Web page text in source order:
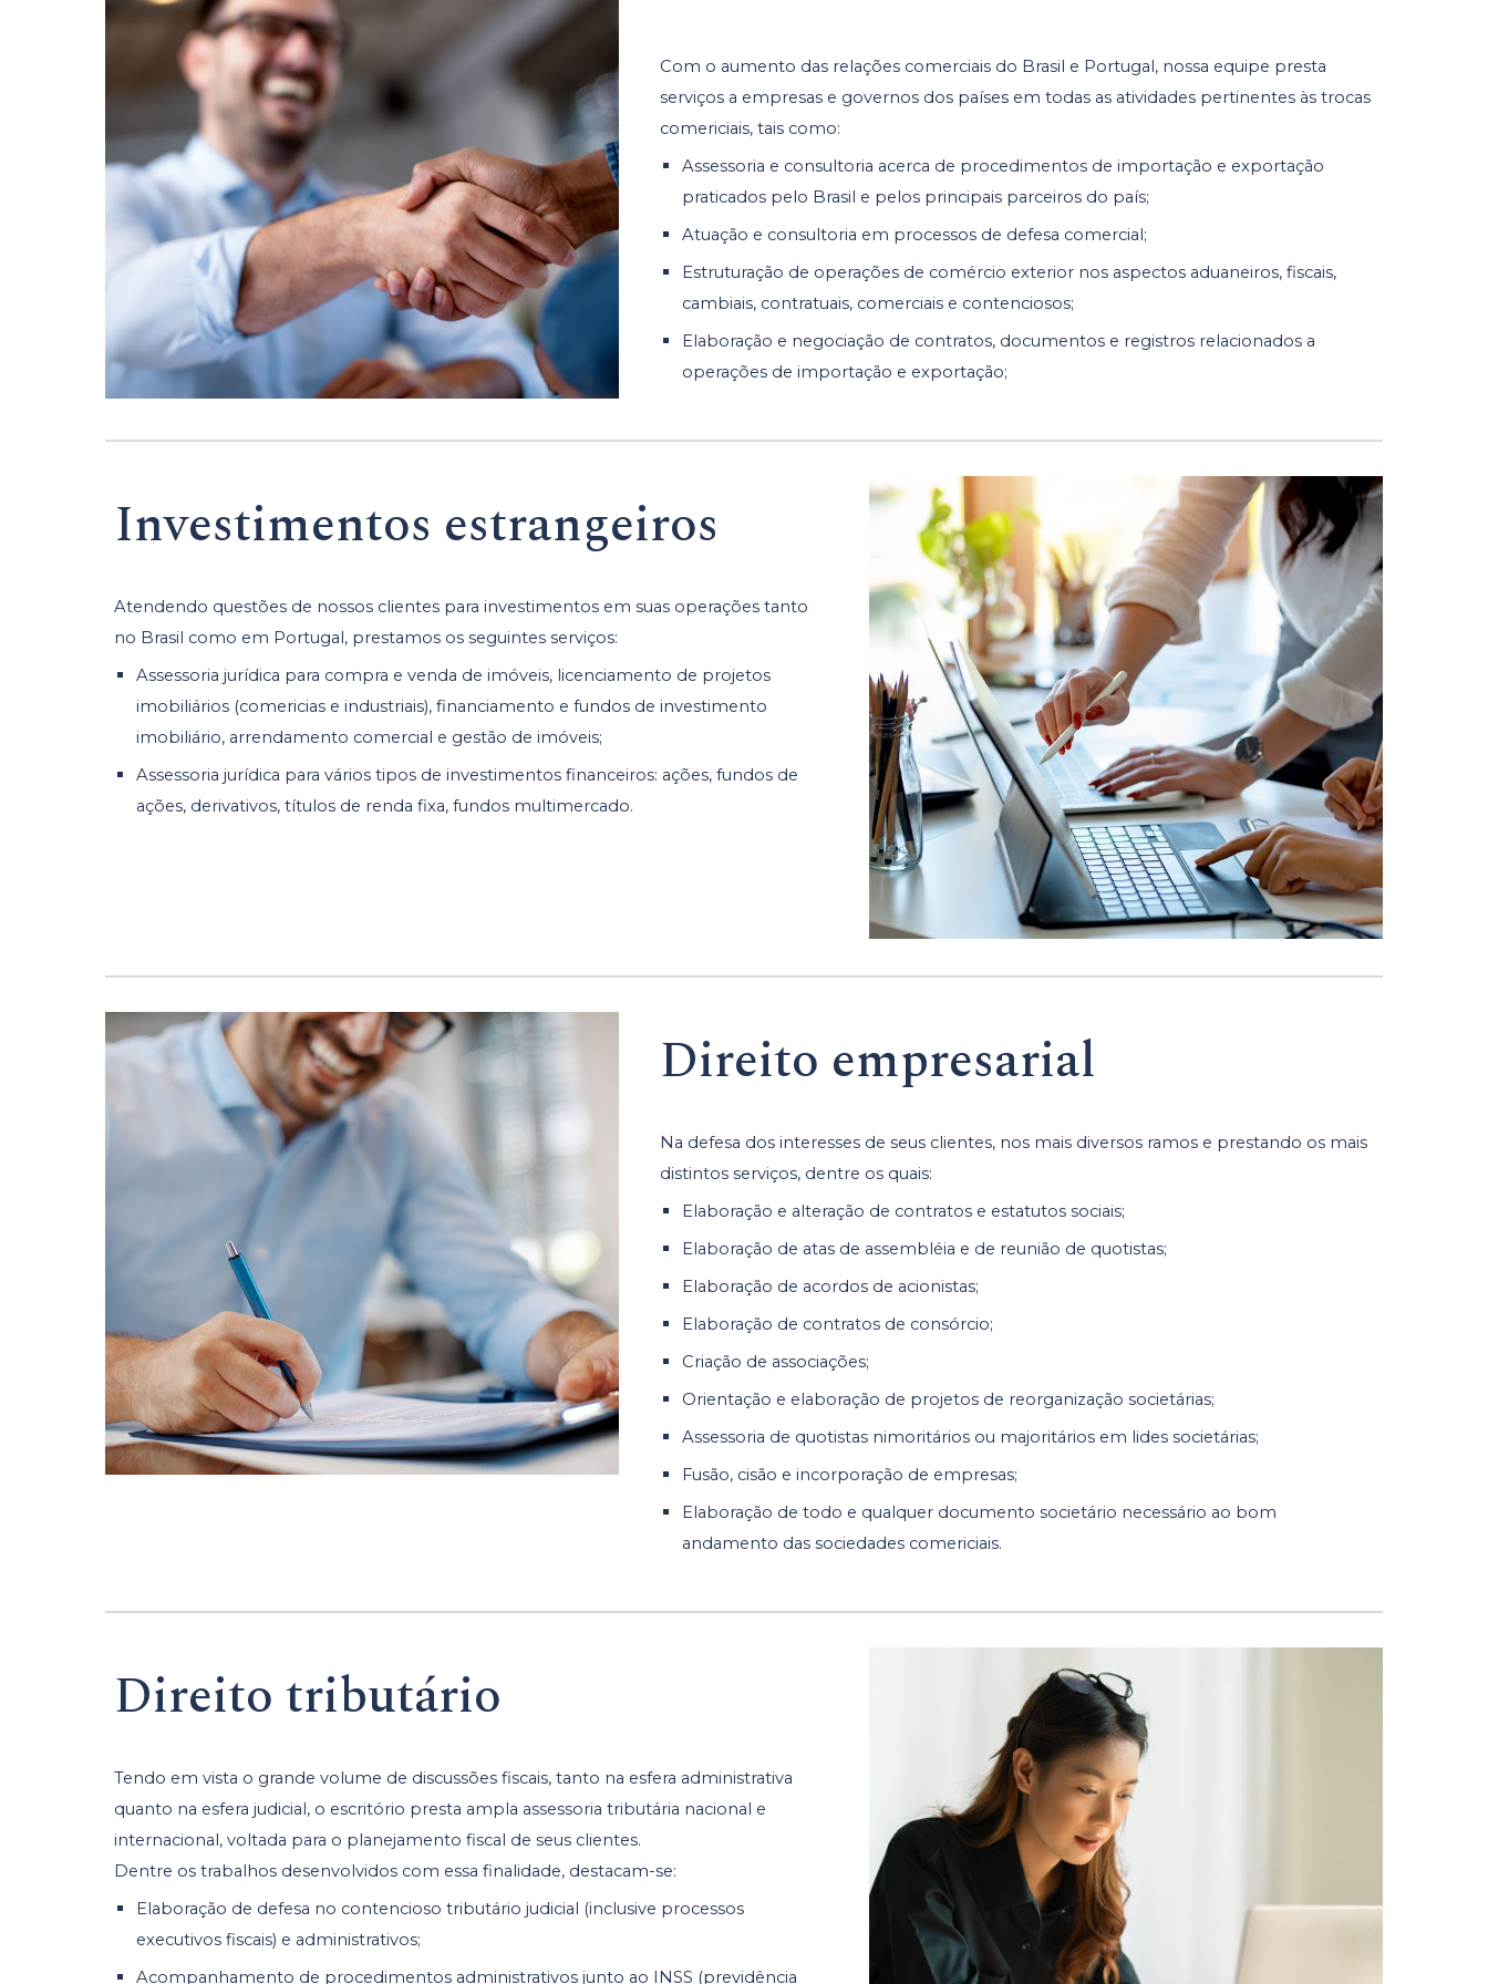
Com o aumento das relações comerciais do Brasil e Portugal, nossa equipe presta
serviços a empresas e governos dos países em todas as atividades pertinentes às trocas
comericiais, tais como:
Assessoria e consultoria acerca de procedimentos de importação e exportação
praticados pelo Brasil e pelos principais parceiros do país;
Atuação e consultoria em processos de defesa comercial;
Estruturação de operações de comércio exterior nos aspectos aduaneiros, fiscais,
cambiais, contratuais, comerciais e contenciosos;
Elaboração e negociação de contratos, documentos e registros relacionados a
operações de importação e exportação;
Investimentos estrangeiros
Atendendo questões de nossos clientes para investimentos em suas operações tanto
no Brasil como em Portugal, prestamos os seguintes serviços:
Assessoria jurídica para compra e venda de imóveis, licenciamento de projetos
imobiliários (comericias e industriais), financiamento e fundos de investimento
imobiliário, arrendamento comercial e gestão de imóveis;
Assessoria jurídica para vários tipos de investimentos financeiros: ações, fundos de
ações, derivativos, títulos de renda fixa, fundos multimercado.​
Direito empresarial
Na defesa dos interesses de seus clientes, nos mais diversos ramos e prestando os mais
distintos serviços, dentre os quais:
Elaboração e alteração de contratos e estatutos sociais;
Elaboração de atas de assembléia e de reunião de quotistas;
Elaboração de acordos de acionistas;
Elaboração de contratos de consórcio;
Criação de associações;
Orientação e elaboração de projetos de reorganização societárias;
Assessoria de quotistas nimoritários ou majoritários em lides societárias;
Fusão, cisão e incorporação de empresas;
Elaboração de todo e qualquer documento societário necessário ao bom
andamento das sociedades comericiais.
Direito tributário
Tendo em vista o grande volume de discussões fiscais, tanto na esfera administrativa
quanto na esfera judicial, o escritório presta ampla assessoria tributária nacional e
internacional, voltada para o planejamento fiscal de seus clientes.
Dentre os trabalhos desenvolvidos com essa finalidade, destacam-se:
Elaboração de defesa no contencioso tributário judicial (inclusive processos
executivos fiscais) e administrativos;
Acompanhamento de procedimentos administrativos junto ao INSS (previdência